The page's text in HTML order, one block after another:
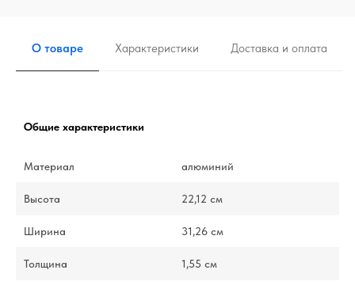
О товаре Характеристики Доставка и оплата
Общие характеристики
Материал алюминий
Высота 22,12 см
Ширина 31,26 см
Толщина 1,55 см